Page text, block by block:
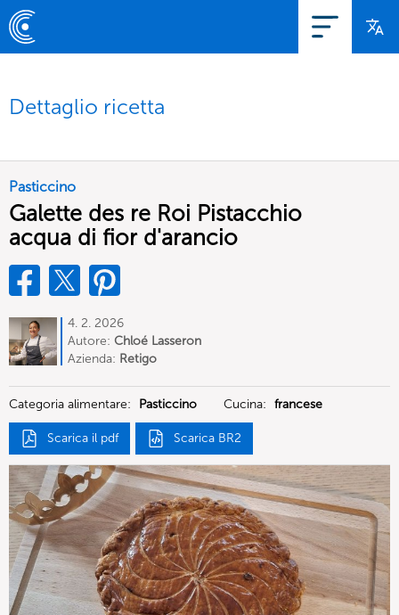
Dettaglio ricetta
Pasticcino
Galette des re Roi Pistacchio
acqua di fior d'arancio
4. 2. 2026
Autore: Chloé Lasseron
Azienda: Retigo
Categoria alimentare: Pasticcino Cucina: francese
Scarica il pdf Scarica BR2